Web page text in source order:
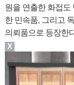
원을 연출한 화접도
한 민속품, 그리고
의뢰품으로 등장한
X